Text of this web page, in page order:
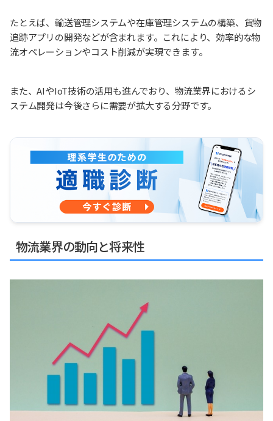
たとえば、輸送管理システムや在庫管理システムの構築、貨物
追跡アプリの開発などが含まれます。これにより、効率的な物
流オペレーションやコスト削減が実現できます。
また、AIやIoT技術の活用も進んでおり、物流業界におけるシ
ステム開発は今後さらに需要が拡大する分野です。
物流業界の動向と将来性